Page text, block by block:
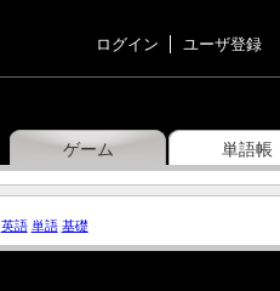
ログイン ユーザ登録
ゲーム 単語帳
英語 単語 基礎